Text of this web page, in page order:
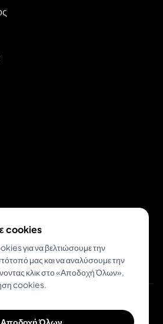
© 2026 Inkjin
cookies
για να βελτιώσουμε την
μας και να αναλύσουμε την
κλικ στο «Αποδοχή Όλων»,
cookies.
Αποδοχή Όλων